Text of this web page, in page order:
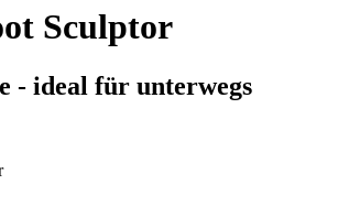
Sculptor
- ideal für unterwegs